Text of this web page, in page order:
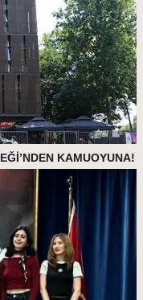
KAMUOYUNA!